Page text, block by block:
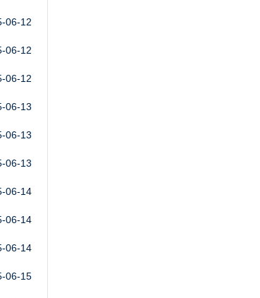
06-12
06-12
06-12
06-13
06-13
06-13
06-14
06-14
06-14
06-15